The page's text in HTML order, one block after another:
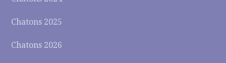
Chatons 2025
Chatons 2026